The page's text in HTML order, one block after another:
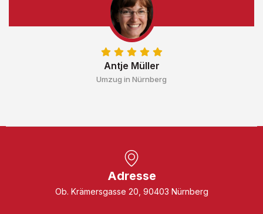
Antje Müller
Umzug in Nürnberg
Adresse
Ob. Krämersgasse 20, 90403 Nürnberg